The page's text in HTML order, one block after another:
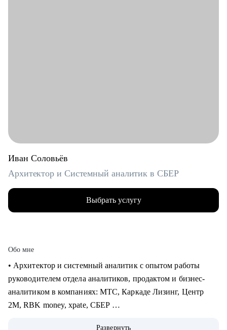
Иван Соловьёв
Архитектор и Системный аналитик в СБЕР
Выбрать услугу
Обо мне
• Архитектор и системный аналитик с опытом работы
руководителем отдела аналитиков, продактом и бизнес-
аналитиком в компаниях: МТС, Каркаде Лизинг, Центр
2М, RBK money, xpate, СБЕР
Развернуть